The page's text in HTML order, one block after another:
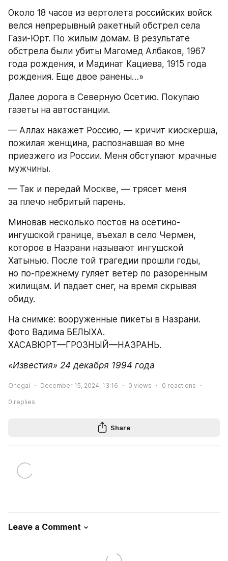
Около 18 часов из вертолета российских войск
велся непрерывный ракетный обстрел села
Гази-Юрт. По жилым домам. В результате
обстрела были убиты Магомед Албаков, 1967
года рождения, и Мадинат Кациева, 1915 года
рождения. Еще двое ранены…»
Далее дорога в Северную Осетию. Покупаю
газеты на автостанции.
— Аллах накажет Россию, — кричит киоскерша,
пожилая женщина, распознавшая во мне
приезжего из России. Меня обступают мрачные
мужчины.
— Так и передай Москве, — трясет меня
за плечо небритый парень.
Миновав несколько постов на осетино-
ингушской границе, въехал в село Чермен,
которое в Назрани называют ингушской
Хатынью. После той трагедии прошли годы,
но по-прежнему гуляет ветер по разоренным
жилищам. И падает снег, на время скрывая
обиду.
На снимке: вооруженные пикеты в Назрани.
Фото Вадима БЕЛЫХА.
ХАСАВЮРТ—ГРОЗНЫЙ—НАЗРАНЬ.
«Известия» 24 декабря 1994 года
Onegai December 15, 2024, 13:16 0 views 0 reactions
0 replies
Share
Leave a Comment